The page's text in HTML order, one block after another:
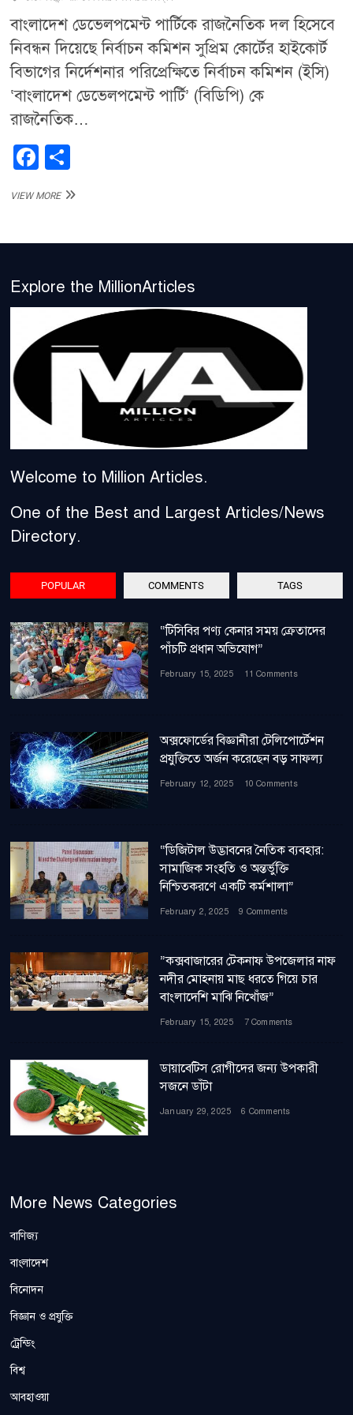
বাংলাদেশ ডেভেলপমেন্ট পার্টিকে রাজনৈতিক দল হিসেবে
নিবন্ধন দিয়েছে নির্বাচন কমিশন সুপ্রিম কোর্টের হাইকোর্ট
বিভাগের নির্দেশনার পরিপ্রেক্ষিতে নির্বাচন কমিশন (ইসি)
‘বাংলাদেশ ডেভেলপমেন্ট পার্টি’ (বিডিপি) কে
রাজনৈতিক…
F
c
o
o
k
h
ar
VIEW MOREডেভেলপমেন্ট
Explore the MillionArticles
Welcome to Million Articles.
One of the Best and Largest Articles/News
Directory.
POPULAR COMMENTS TAGS
“টিসিবির পণ্য কেনার সময় ক্রেতাদের
পাঁচটি প্রধান অভিযোগ”
February 15, 2025 11 Comments
অক্সফোর্ডের বিজ্ঞানীরা টেলিপোর্টেশন
প্রযুক্তিতে অর্জন করেছেন বড় সাফল্য
February 12, 2025 10 Comments
“ডিজিটাল উদ্ভাবনের নৈতিক ব্যবহার:
সামাজিক সংহতি ও অন্তর্ভুক্তি
নিশ্চিতকরণে একটি কর্মশালা”
February 2, 2025 9 Comments
”কক্সবাজারের টেকনাফ উপজেলার নাফ
নদীর মোহনায় মাছ ধরতে গিয়ে চার
বাংলাদেশি মাঝি নিখোঁজ”
February 15, 2025 7 Comments
ডায়াবেটিস রোগীদের জন্য উপকারী
সজনে ডাঁটা
January 29, 2025 6 Comments
More News Categories
বাণিজ্য
বাংলাদেশ
বিনোদন
বিজ্ঞান ও প্রযুক্তি
ট্রেন্ডিং
বিশ্ব
আবহাওয়া